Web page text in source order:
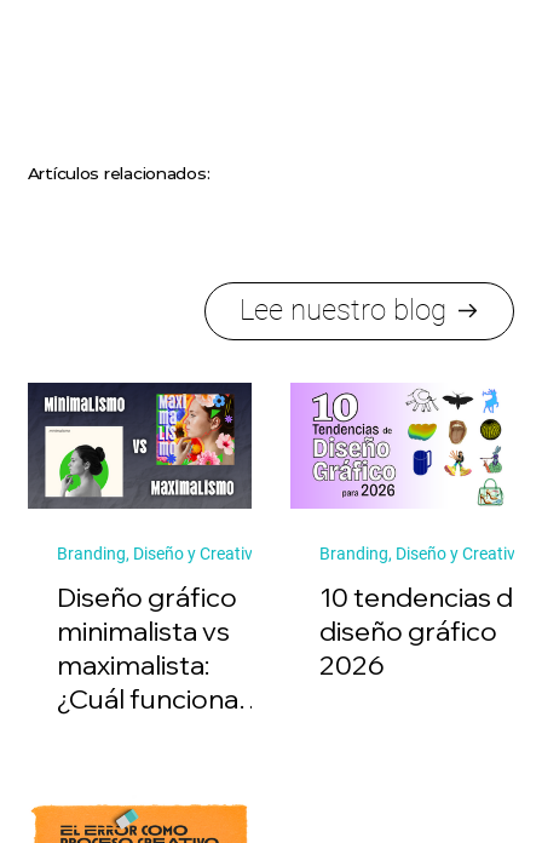
Artículos relacionados:
Lee nuestro blog
Diseño gráfico
minimalista vs
maximalista:
¿Cuál funciona
10 tendencias de
diseño gráfico
2026